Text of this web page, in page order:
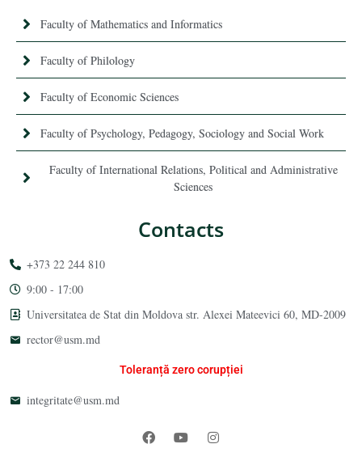
Faculty of Mathematics and Informatics
Faculty of Philology
Faculty of Economic Sciences
Faculty of Psychology, Pedagogy, Sociology and Social Work
Faculty of International Relations, Political and Administrative
Sciences
Contacts
+373 22 244 810
9:00 - 17:00
Universitatea de Stat din Moldova str. Alexei Mateevici 60, MD-2009
rector@usm.md
Toleranță zero corupției
integritate@usm.md